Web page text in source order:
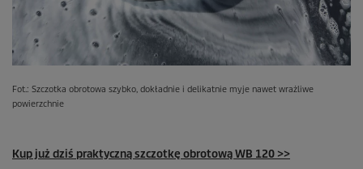
Fot.: Szczotka obrotowa szybko, dokładnie i delikatnie myje nawet wrażliwe
powierzchnie
Kup już dziś praktyczną szczotkę obrotową WB 120 >>